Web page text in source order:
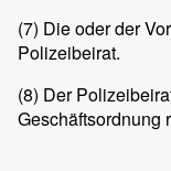
(7) Die oder der
Polizeibeirat.
(8) Der
Geschäftsordnung